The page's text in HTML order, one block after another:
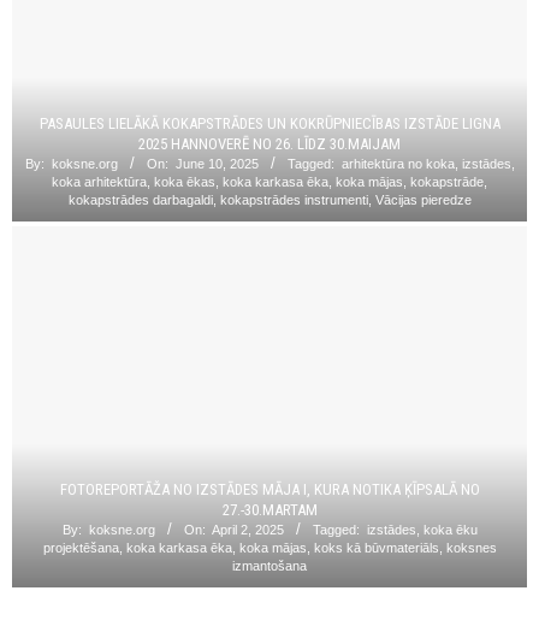
PASAULES LIELĀKĀ KOKAPSTRĀDES UN KOKRŪPNIECĪBAS IZSTĀDE LIGNA
2025 HANNOVERĒ NO 26. LĪDZ 30.MAIJAM
By: koksne.org On: June 10, 2025 Tagged: arhitektūra no koka izstādes
koka arhitektūra koka ēkas koka karkasa ēka koka mājas kokapstrāde
kokapstrādes darbagaldi, kokapstrādes instrumenti, Vācijas pieredze
FOTOREPORTĀŽA NO IZSTĀDES MĀJA I, KURA NOTIKA ĶĪPSALĀ NO
27.-30.MARTAM
By: koksne.org On: April 2, 2025 Tagged: izstādes
koka ēku
projektēšana, koka karkasa ēka, koka mājas koks kā būvmateriāls koksnes
izmantošana